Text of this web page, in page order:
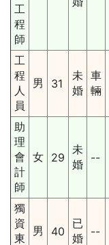
工
程
師
工
程
人
員
男 31
未
婚
車
輛
助
理
會
計
師
女 29
未
婚
--
獨
資
東
男 40
已
婚
--